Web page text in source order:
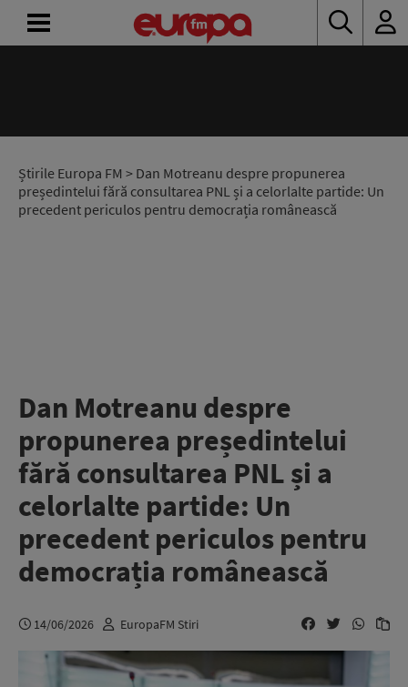
Știrile Europa FM > Dan Motreanu despre propunerea
președintelui fără consultarea PNL și a celorlalte partide: Un
precedent periculos pentru democrația românească
Dan Motreanu despre
propunerea președintelui
fără consultarea PNL și a
celorlalte partide: Un
precedent periculos pentru
democrația românească
14/06/2026 EuropaFM Stiri
RADIO
CONCURSURI